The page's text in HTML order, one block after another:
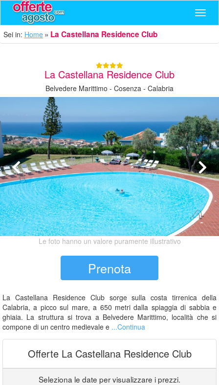
Sei in: Home La Castellana Residence Club
La Castellana Residence Club
Belvedere Marittimo - Cosenza - Calabria
Le foto hanno un valore puramente illustrativo
Prenota
La Castellana Residence Club sorge sulla costa tirrenica della
Calabria, a picco sul mare, a 650 metri dalla spiaggia di sabbia e
ghiaia. La struttura si trova a Belvedere Marittimo, località che si
compone di un centro medievale e ...Continua
Offerte La Castellana Residence Club
Seleziona le date per visualizzare i prezzi.